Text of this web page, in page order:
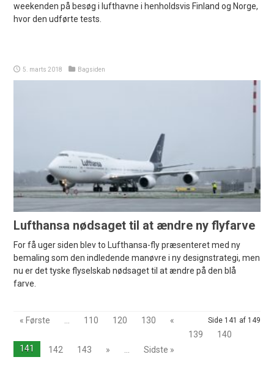
weekenden på besøg i lufthavne i henholdsvis Finland og Norge,
hvor den udførte tests.
5. marts 2018 Bagsiden
Lufthansa nødsaget til at ændre ny flyfarve
For få uger siden blev to Lufthansa-fly præsenteret med ny
bemaling som den indledende manøvre i ny designstrategi, men
nu er det tyske flyselskab nødsaget til at ændre på den blå
farve.
Side 141 af 149
« Første 110 120 130
«
139
140
141
142 143 » Sidste »